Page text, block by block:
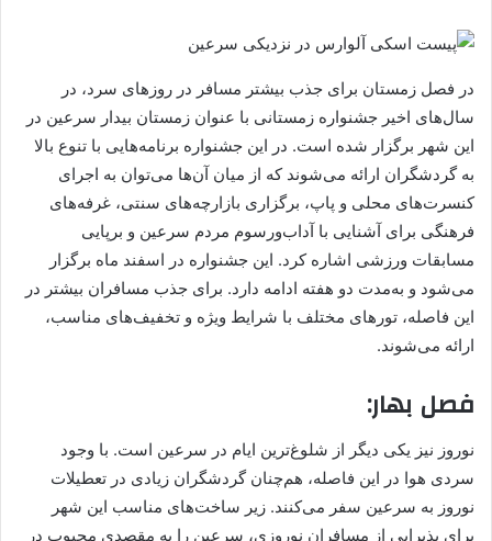
در فصل زمستان برای جذب بیشتر مسافر در روزهای سرد، در
سال‌های اخیر جشنواره زمستانی با عنوان زمستان بیدار سرعین در
این شهر برگزار شده است. در این جشنواره برنامه‌هایی با تنوع بالا
به گردشگران ارائه می‌شوند که از میان آن‌ها می‌توان به اجرای
کنسرت‌های محلی و پاپ، برگزاری بازارچه‌های سنتی، غرفه‌های
فرهنگی برای آشنایی با آداب‌و‌رسوم مردم سرعین و برپایی
مسابقات ورزشی اشاره کرد. این جشنواره در اسفند ماه برگزار
می‌شود و به‌مدت دو هفته ادامه دارد. برای جذب مسافران بیشتر در
این فاصله، تورهای مختلف با شرایط ویژه و تخفیف‌های مناسب،
ارائه می‌شوند.
فصل بهار:
نوروز نیز یکی دیگر از شلوغ‌ترین ایام در سرعین است. با وجود
سردی هوا در این فاصله، هم‌چنان گردشگران زیادی در تعطیلات
نوروز به سرعین سفر می‌کنند. زیر ساخت‌های مناسب این شهر
برای پذیرایی از مسافران نوروزی، سرعین را به مقصدی محبوب در